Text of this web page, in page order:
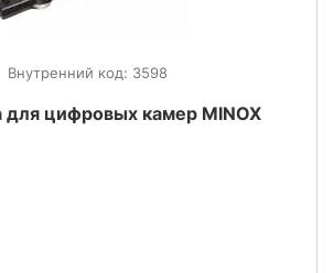
Внутренний код: 3598
цифровых камер MINOX